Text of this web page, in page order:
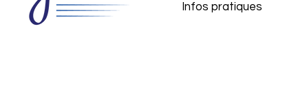
Infos pratiques